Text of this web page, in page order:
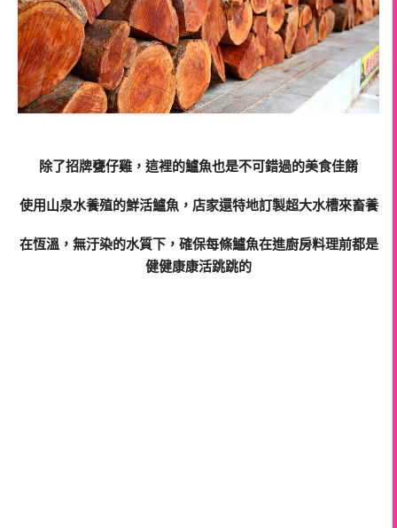
除了招牌甕仔雞，這裡的鱸魚也是不可錯過的美食佳餚
使用山泉水養殖的鮮活鱸魚，店家還特地訂製超大水槽來畜養
在恆溫，無汙染的水質下，確保每條鱸魚在進廚房料理前都是
健健康康活跳跳的